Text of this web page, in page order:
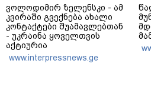
ვოლოდიმირ ზელენსკი - ამ
კვირაში გვექნება ახალი
კონტაქტები შუამავლებთან
- უკრაინა ყოველთვის
აქტიურია
www.interpressnews.ge